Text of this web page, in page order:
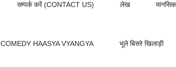
सम्पर्क करें (CONTACT US) लेख
COMEDY HAASYA VYANGYA भूले बिसरे खिलाड़ी